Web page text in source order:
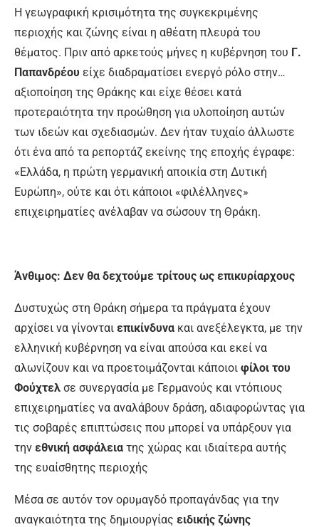
Η γεωγραφική κρισιμότητα της συγκε­κριμένης
περιοχής και ζώνης είναι η αθέ­ατη πλευρά του
θέματος. Πριν από αρκε­τούς μήνες η κυβέρνηση του Γ.
Παπανδρέ­ου είχε διαδραματίσει ενεργό ρόλο στην…
αξιοποίηση της Θράκης και είχε θέσει κα­τά
προτεραιότητα την προώθηση για υλοποίηση αυτών
των ιδεών και σχεδιασμών. Δεν ήταν τυχαίο άλλωστε
ότι ένα από τα ρεπορτάζ εκείνης της εποχής έγραφε:
«Ελλάδα, η πρώτη γερμανική αποικία στη Δυτική
Ευρώπη», ούτε και ότι κάποιοι «φι­λέλληνες»
επιχειρηματίες ανέλαβαν να σώσουν τη Θράκη.
Άνθιμος: Δεν θα δεχτούμε τρίτους ως επικυρίαρχους
Δυστυχώς στη Θράκη σήμερα τα πράγματα έχουν
αρχίσει να γίνονται επικίνδυνα και ανεξέλεγκτα, με την
ελληνική κυβέρνηση να είναι απούσα και εκεί να
αλωνίζουν και να προετοι­μάζονται κάποιοι φίλοι του
Φούχτελ σε συνερ­γασία με Γερμανούς και ντόπιους
επιχειρημα­τίες να αναλάβουν δράση, αδιαφορώντας για
τις σοβαρές επιπτώσεις που μπορεί να υπάρ­ξουν για
την εθνική ασφάλεια της χώρας και ιδιαίτερα αυτής
της ευαίσθητης περιοχής
Μέσα σε αυτόν τον ορυμαγδό προπαγάν­δας για την
αναγκαιότητα της δημιουργίας ειδικής ζώνης